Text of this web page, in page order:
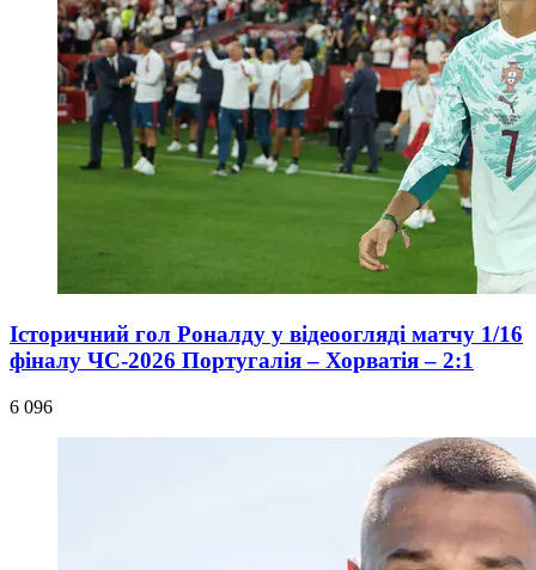
Історичний гол Роналду у відеоогляді матчу 1/16
фіналу ЧС-2026 Португалія – Хорватія – 2:1
6 096